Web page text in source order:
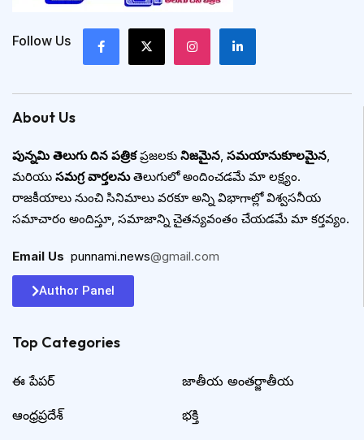
Follow Us
About Us
పున్నమి తెలుగు దిన పత్రికప్రజలకు నిజమైన, సమయానుకూలమైన,
మరియు సమగ్ర వార్తలనుతెలుగులో అందించడమే మా లక్ష్యం.
రాజకీయాలు నుంచి సినిమాలు వరకూ అన్ని విభాగాల్లో విశ్వసనీయ
సమాచారం అందిస్తూ, సమాజాన్ని చైతన్యవంతం చేయడమే మా కర్తవ్యం.
Email Us punnami.news@gmail.com
Author Panel
Top Categories​
ఈ పేపర్
ఆంధ్రప్రదేశ్
జాతీయ అంతర్జాతీయ
భక్తి